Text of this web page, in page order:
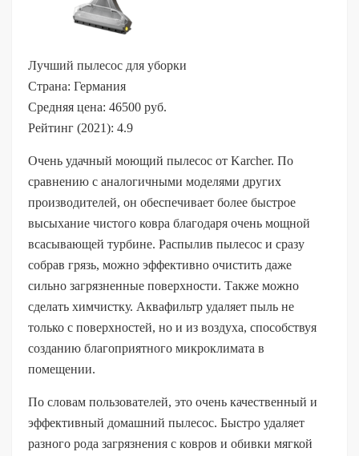
Лучший пылесос для уборки
Страна: Германия
Средняя цена: 46500 руб.
Рейтинг (2021): 4.9
Очень удачный моющий пылесос от Karcher. По
сравнению с аналогичными моделями других
производителей, он обеспечивает более быстрое
высыхание чистого ковра благодаря очень мощной
всасывающей турбине. Распылив пылесос и сразу
собрав грязь, можно эффективно очистить даже
сильно загрязненные поверхности. Также можно
сделать химчистку. Аквафильтр удаляет пыль не
только с поверхностей, но и из воздуха, способствуя
созданию благоприятного микроклимата в
помещении.
По словам пользователей, это очень качественный и
эффективный домашний пылесос. Быстро удаляет
разного рода загрязнения с ковров и обивки мягкой